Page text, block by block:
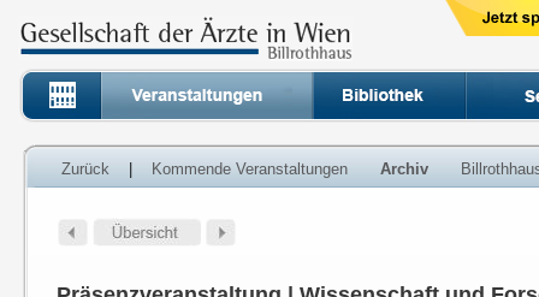
Zurück Kommende Veranstaltungen Archiv